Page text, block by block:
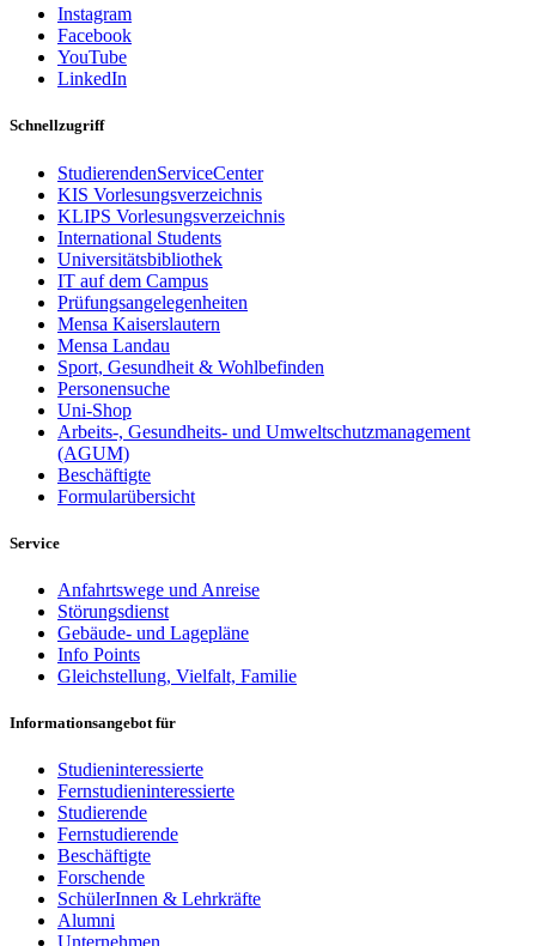
Instagram
Facebook
YouTube
LinkedIn
Schnellzugriff
StudierendenServiceCenter
KIS Vorlesungsverzeichnis
KLIPS Vorlesungsverzeichnis
International Students
Universitätsbibliothek
IT auf dem Campus
Prüfungsangelegenheiten
Mensa Kaiserslautern
Mensa Landau
Sport, Gesundheit & Wohlbefinden
Personensuche
Uni-Shop
Arbeits-, Gesundheits- und Umweltschutzmanagement
(AGUM)
Beschäftigte
Formularübersicht
Service
Anfahrtswege und Anreise
Störungsdienst
Gebäude- und Lagepläne
Info Points
Gleichstellung, Vielfalt, Familie
Informationsangebot für
Studieninteressierte
Fernstudieninteressierte
Studierende
Fernstudierende
Beschäftigte
Forschende
SchülerInnen & Lehrkräfte
Alumni